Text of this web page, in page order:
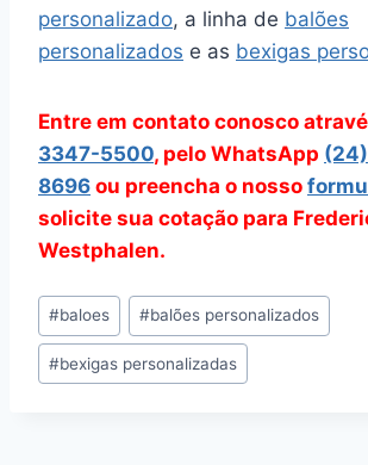
personalizado, a linha de balões
personalizados e as bexigas
Entre em contato conosco
3347-5500, pelo WhatsApp
8696 ou preencha o nosso
solicite sua cotação para
Westphalen.
Tags
do
Post:
#baloes #balões personalizados
#bexigas personalizadas